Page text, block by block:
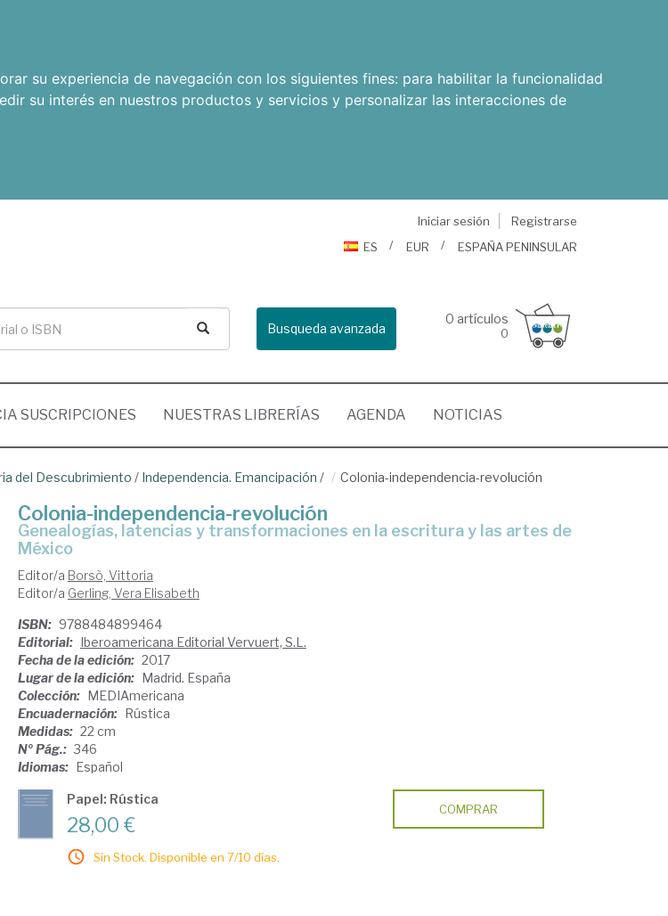
su experiencia de navegación con los siguientes fines: para habilitar la funcionalidad
su interés en nuestros productos y servicios y personalizar las interacciones de
Iniciar sesión
Registrarse
ES
EUR ESPAÑA PENINSULAR
Busqueda avanzada
0 artículos
0
SUSCRIPCIONES NUESTRAS LIBRERÍAS AGENDA NOTICIAS
del Descubrimiento / Independencia. Emancipación / Colonia-independencia-revolución
Colonia-independencia-revolución
genealogías, latencias y transformaciones en la escritura y las artes de
México
Editor/a Borsò, Vittoria
Editor/a Gerling, Vera Elisabeth
ISBN: 9788484899464
Editorial: Iberoamericana Editorial Vervuert, S.L.
Fecha de la edición: 2017
Lugar de la edición: Madrid. España
Colección: MEDIAmericana
Encuadernación: Rústica
Medidas: 22 cm
Nº Pág.: 346
Idiomas: Español
Papel: Rústica
28,00 €
Sin Stock. Disponible en 7/10 días.
COMPRAR